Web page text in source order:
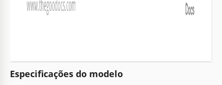
Especificações do modelo